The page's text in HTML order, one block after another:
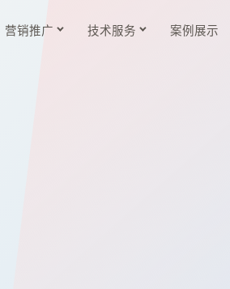
营销推广 技术服务 案例展示